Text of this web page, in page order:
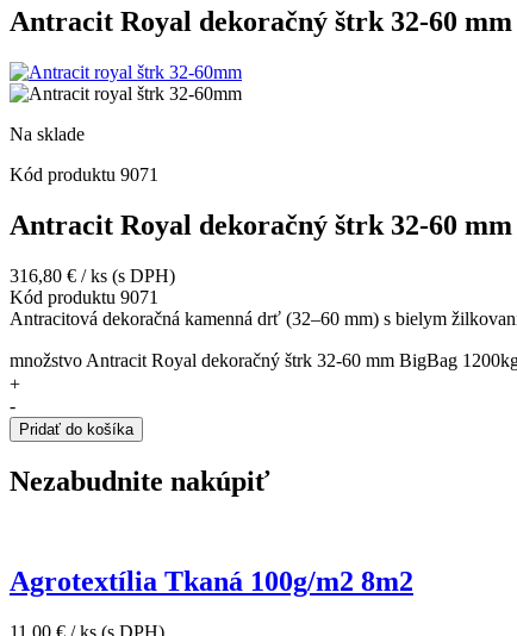
Antracit Royal dekoračný štrk 32-60 mm
Na sklade
Kód produktu 9071
Antracit Royal dekoračný štrk 32-60 mm
316,80 € / ks (s DPH)
Kód produktu 9071
Antracitová dekoračná kamenná drť (32–60 mm) s bielym
množstvo Antracit Royal dekoračný štrk 32-60 mm BigBag
+
-
Pridať do košíka
Nezabudnite nakúpiť
Agrotextília Tkaná 100g/m2 8m2